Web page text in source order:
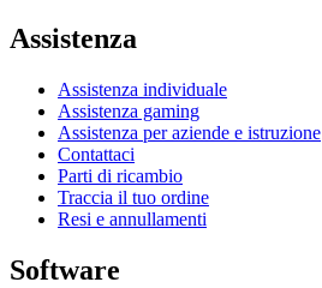
Assistenza
Assistenza individuale
Assistenza gaming
Assistenza per aziende e istruzione
Contattaci
Parti di ricambio
Traccia il tuo ordine
Resi e annullamenti
Software